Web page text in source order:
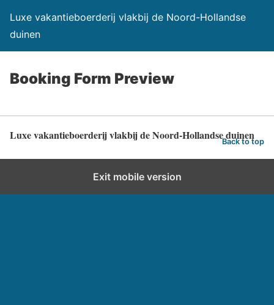
Luxe vakantieboerderij vlakbij de Noord-Hollandse
duinen
Booking Form Preview
Luxe vakantieboerderij vlakbij de Noord-Hollandse duinen
Back to top
Exit mobile version